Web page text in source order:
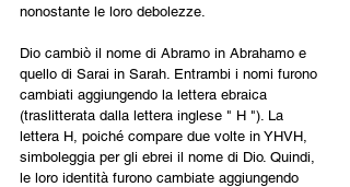
nonostante le loro debolezze.
Dio cambiò il nome di Abramo in Abrahamo e
quello di Sarai in Sarah. Entrambi i nomi furono
cambiati aggiungendo la lettera ebraica
(traslitterata dalla lettera inglese " H "). La
lettera H, poiché compare due volte in YHVH,
simboleggia per gli ebrei il nome di Dio. Quindi,
le loro identità furono cambiate aggiungendo